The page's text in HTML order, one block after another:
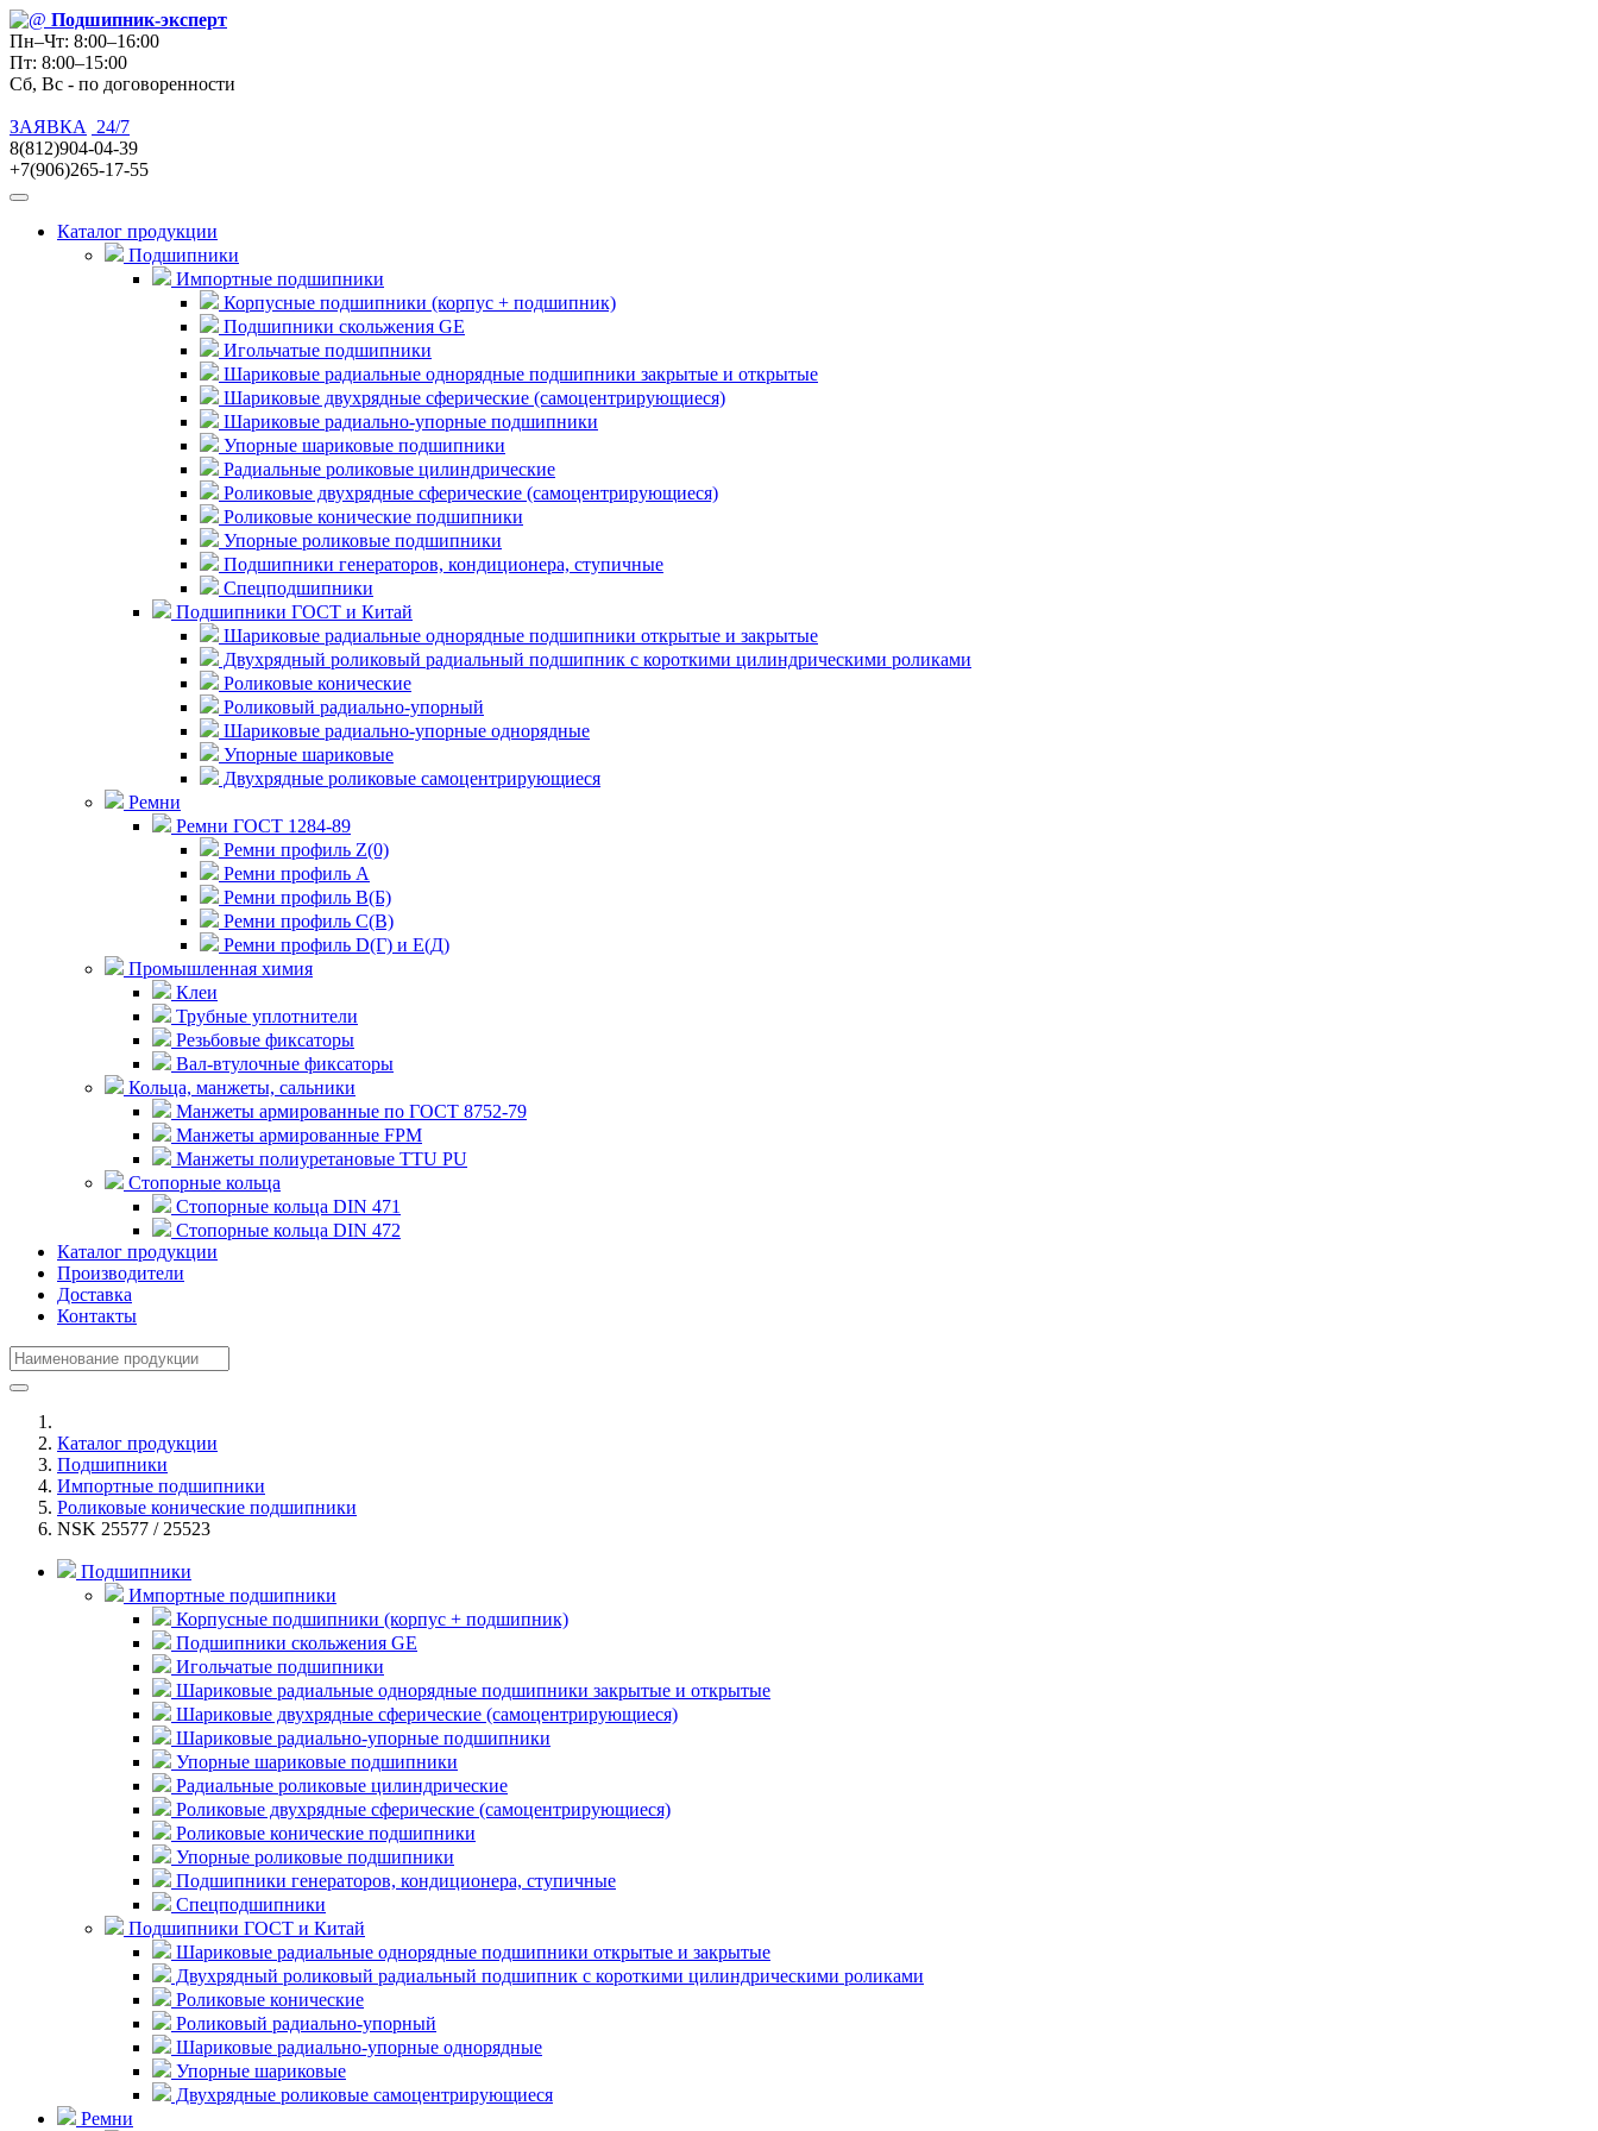
Подшипник-эксперт
Пн–Чт: 8:00–16:00
Пт: 8:00–15:00
Сб, Вс - по договоренности
ЗАЯВКА
24/7
8(812)904-04-39
+7(906)265-17-55
Каталог продукции
Подшипники
Импортные подшипники
Корпусные подшипники (корпус + подшипник)
Подшипники скольжения GE
Игольчатые подшипники
Шариковые радиальные однорядные подшипники закрытые и открытые
Шариковые двухрядные сферические (самоцентрирующиеся)
Шариковые радиально-упорные подшипники
Упорные шариковые подшипники
Радиальные роликовые цилиндрические
Роликовые двухрядные сферические (самоцентрирующиеся)
Роликовые конические подшипники
Упорные роликовые подшипники
Подшипники генераторов, кондиционера, ступичные
Спецподшипники
Подшипники ГОСТ и Китай
Шариковые радиальные однорядные подшипники открытые и закрытые
Двухрядный роликовый радиальный подшипник с короткими цилиндрическими роликами
Роликовые конические
Роликовый радиально-упорный
Шариковые радиально-упорные однорядные
Упорные шариковые
Двухрядные роликовые самоцентрирующиеся
Ремни
Ремни ГОСТ 1284-89
Ремни профиль Z(0)
Ремни профиль А
Ремни профиль В(Б)
Ремни профиль С(В)
Ремни профиль D(Г) и E(Д)
Промышленная химия
Клеи
Трубные уплотнители
Резьбовые фиксаторы
Вал-втулочные фиксаторы
Кольца, манжеты, сальники
Манжеты армированные по ГОСТ 8752-79
Манжеты армированные FPM
Манжеты полиуретановые TTU PU
Стопорные кольца
Стопорные кольца DIN 471
Стопорные кольца DIN 472
Каталог продукции
Производители
Доставка
Контакты
Каталог продукции
Подшипники
Импортные подшипники
Роликовые конические подшипники
NSK 25577 / 25523
Подшипники
Импортные подшипники
Корпусные подшипники (корпус + подшипник)
Подшипники скольжения GE
Игольчатые подшипники
Шариковые радиальные однорядные подшипники закрытые и открытые
Шариковые двухрядные сферические (самоцентрирующиеся)
Шариковые радиально-упорные подшипники
Упорные шариковые подшипники
Радиальные роликовые цилиндрические
Роликовые двухрядные сферические (самоцентрирующиеся)
Роликовые конические подшипники
Упорные роликовые подшипники
Подшипники генераторов, кондиционера, ступичные
Спецподшипники
Подшипники ГОСТ и Китай
Шариковые радиальные однорядные подшипники открытые и закрытые
Двухрядный роликовый радиальный подшипник с короткими цилиндрическими роликами
Роликовые конические
Роликовый радиально-упорный
Шариковые радиально-упорные однорядные
Упорные шариковые
Двухрядные роликовые самоцентрирующиеся
Ремни